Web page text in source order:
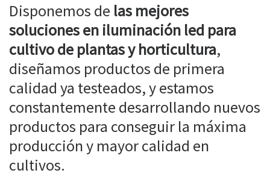
Disponemos de las mejores
soluciones en iluminación led para
cultivo de plantas y horticultura,
diseñamos productos de primera
calidad ya testeados, y estamos
constantemente desarrollando nuevos
productos para conseguir la máxima
producción y mayor calidad en
cultivos.